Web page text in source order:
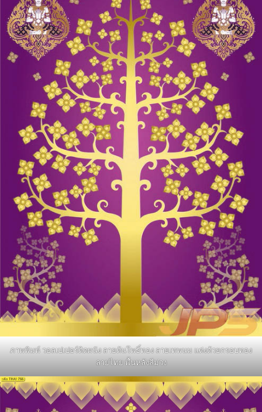
ภาพพิมพ์ วอลเปเปอร์ติดผนัง ลายต้นโพธิ์ทอง ลายเทพนม แต่งด้วยกรอบทอง
ลายไทย พื้นหลังสีม่วง